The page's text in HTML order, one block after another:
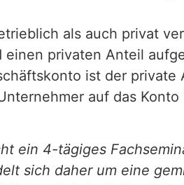
als auch privat
privaten Anteil
ist der
auf das
ein 4-tägiges
sich daher um eine